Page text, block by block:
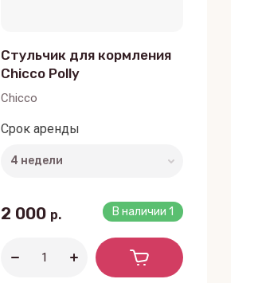
Стульчик для кормления
Chicco Polly
Chicco
Срок аренды
В наличии 1
2 000 р.